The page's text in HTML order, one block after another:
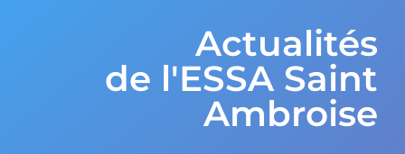
Actualités
de l'ESSA Saint
Ambroise